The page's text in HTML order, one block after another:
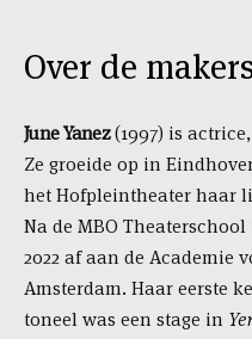
Over de
June Yanez(1997) is
Ze groeide op in
het Hofpleintheater haar
Na de MBO
2022 af aan de Academie
Amsterdam. Haar eerste
toneel was een stage in